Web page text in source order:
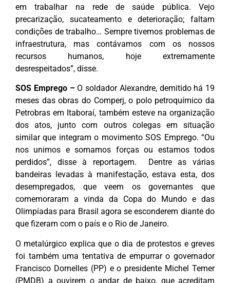
em trabalhar na rede de saúde pública. Vejo
precarização, sucateamento e deterioração; faltam
condições de trabalho… Sempre tivemos problemas de
infraestrutura, mas contávamos com os nossos
recursos humanos, hoje extremamente
desrespeitados”, disse.
SOS Emprego – O soldador Alexandre, demitido há 19
meses das obras do Comperj, o polo petroquímico da
Petrobras em Itaboraí, também esteve na organização
dos atos, junto com outros colegas em situação
similar que integram o movimento SOS Emprego. “Ou
nos unimos e somamos forças ou estamos todos
perdidos”, disse à reportagem. Dentre as várias
bandeiras levadas à manifestação, estava esta, dos
desempregados, que veem os governantes que
comemoraram a vinda da Copa do Mundo e das
Olimpíadas para Brasil agora se esconderem diante do
que fizeram com o país e o Rio de Janeiro.
O metalúrgico explica que o dia de protestos e greves
foi também uma tentativa de empurrar o governador
Francisco Dornelles (PP) e o presidente Michel Temer
(PMDB) a ouvirem o andar de baixo, que acreditam